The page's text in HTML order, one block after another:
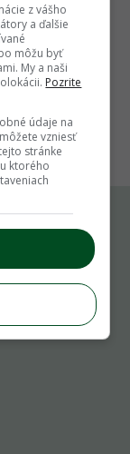
z vášho
a ďalšie
môžu byť
My a naši
Pozrite
údaje na
vzniesť
stránke
ktorého